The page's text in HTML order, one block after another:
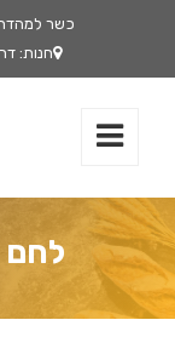
כשר
חנות: דרך
לחם